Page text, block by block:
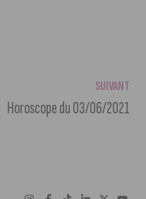
SUIVANT
Horoscope du 03/06/2021